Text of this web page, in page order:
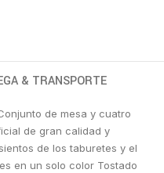
& TRANSPORTE
de mesa y cuatro
de gran calidad y
de los taburetes y el
en un solo color Tostado